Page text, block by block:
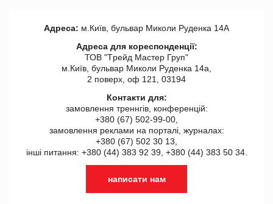
Адреса: м.Київ, бульвар Миколи Руденка 14А
Адреса для кореспонденції:
ТОВ "Tрейд Мастер Груп"
м.Київ, бульвар Миколи Руденка 14а,
2 поверх, оф 121, 03194
Контакти для:
замовлення треннгів, конференцій:
+380 (67) 502-99-00,
замовлення реклами на порталі, журналах:
+380 (67) 502 30 13,
інші питання: +380 (44) 383 92 39, +380 (44) 383 50 34.
написати нам